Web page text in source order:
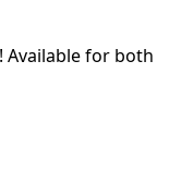
Available for both